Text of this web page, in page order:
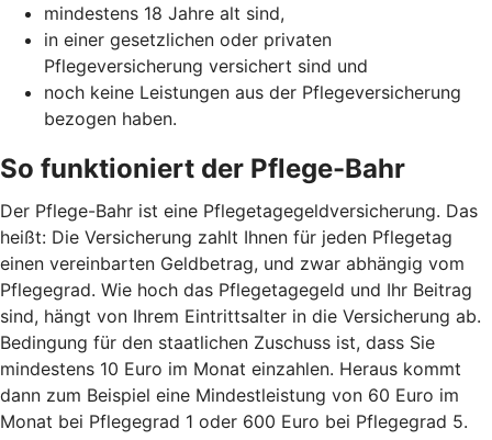
mindestens 18 Jahre alt sind,
in einer gesetzlichen oder privaten
Pflegeversicherung versichert sind und
noch keine Leistungen aus der Pflegeversicherung
bezogen haben.
So funktioniert der Pflege-Bahr
Der Pflege-Bahr ist eine Pflegetagegeldversicherung. Das
heißt: Die Versicherung zahlt Ihnen für jeden Pflegetag
einen vereinbarten Geldbetrag, und zwar abhängig vom
Pflegegrad. Wie hoch das Pflegetagegeld und Ihr Beitrag
sind, hängt von Ihrem Eintrittsalter in die Versicherung ab.
Bedingung für den staatlichen Zuschuss ist, dass Sie
mindestens 10 Euro im Monat einzahlen. Heraus kommt
dann zum Beispiel eine Mindestleistung von 60 Euro im
Monat bei Pflegegrad 1 oder 600 Euro bei Pflegegrad 5.